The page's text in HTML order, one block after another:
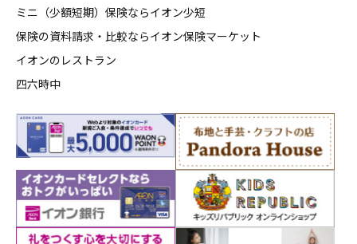
ミニ（少額短期）保険ならイオン少短
保険の資料請求・比較ならイオン保険マーケット
イオンのレストラン
四六時中